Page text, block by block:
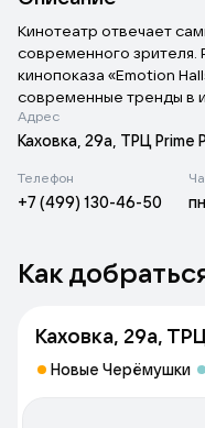
Кинотеатр отвечает
современного зрителя.
кинопоказа «Emotion
современные тренды в
«Prime Cinema» -
оборудованы
креслами премиум
презентаций и бизнес-
«Перчини», где приятно
Адрес
Каховка, 29а, ТРЦ Prime
Телефон
+7 (499) 130-46-50
Как
Каховка, 29а,
Новые Черёмушки